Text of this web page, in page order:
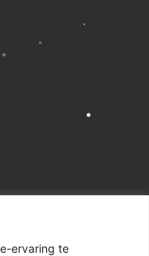
ervaring te